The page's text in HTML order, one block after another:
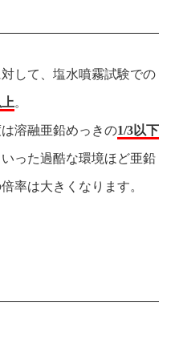
して、塩水噴霧試験での
。
溶融亜鉛めっきの1/3以下
った過酷な環境ほど亜鉛
率は大きくなります。